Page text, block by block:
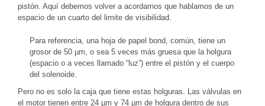
pistón. Aquí debemos volver a acordarnos que hablamos de un
espacio de un cuarto del limite de visibilidad.
Para referencia, una hoja de papel bond, común, tiene un
grosor de 50 µm, o sea 5 veces más gruesa que la holgura
(espacio o a veces llamado “luz”) entre el pistón y el cuerpo
del solenoide.
Pero no es solo la caja que tiene estas holguras. Las válvulas en
el motor tienen entre 24 µm y 74 µm de holgura dentro de sus